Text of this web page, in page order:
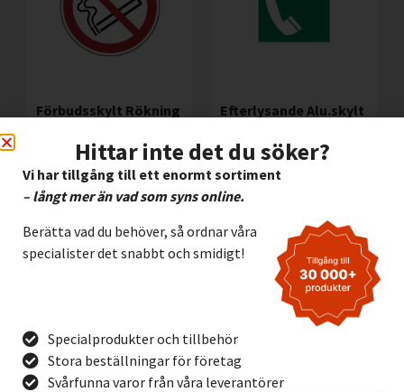
Förbudsskylt Rökning
kr Exkl. moms
Lägg I Kundvagn
Efterlysande Alu.skylt
112,00 kr Exkl. moms
Lägg I Kundvagn
Hittar inte det du söker?
Vi har tillgång till ett enormt sortiment
– långt mer än vad som syns online.
Berätta vad du behöver, så ordnar våra
specialister det snabbt och smidigt!
Specialprodukter och tillbehör
Stora beställningar för företag
Svårfunna varor från våra leverantörer